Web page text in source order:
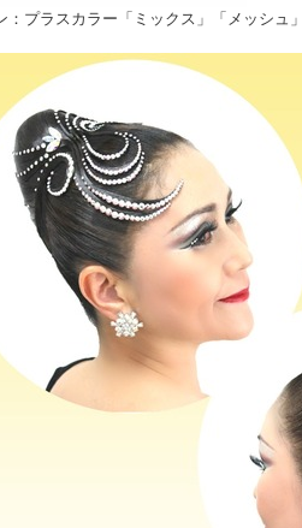
：プラスカラー「ミックス」「メッシュ